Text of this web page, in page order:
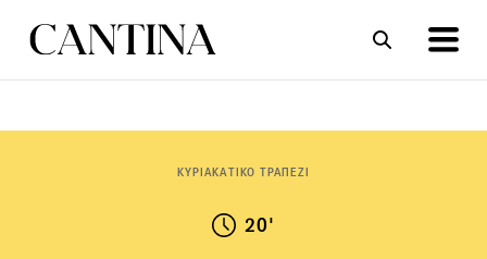
ΚΥΡΙΑΚΑΤΙΚΟ ΤΡΑΠΕΖΙ
20'